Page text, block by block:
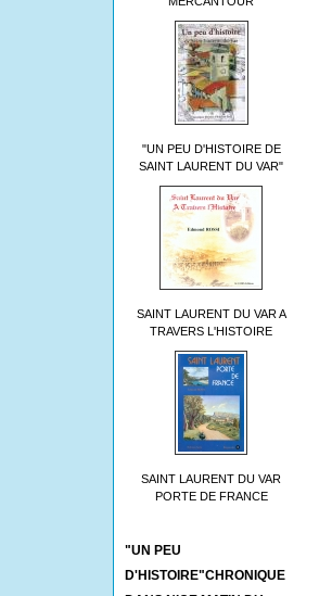
"UN PEU D'HISTOIRE DE
SAINT LAURENT DU VAR"
SAINT LAURENT DU VAR A
TRAVERS L'HISTOIRE
SAINT LAURENT DU VAR
PORTE DE FRANCE
"UN PEU
D'HISTOIRE"CHRONIQUE